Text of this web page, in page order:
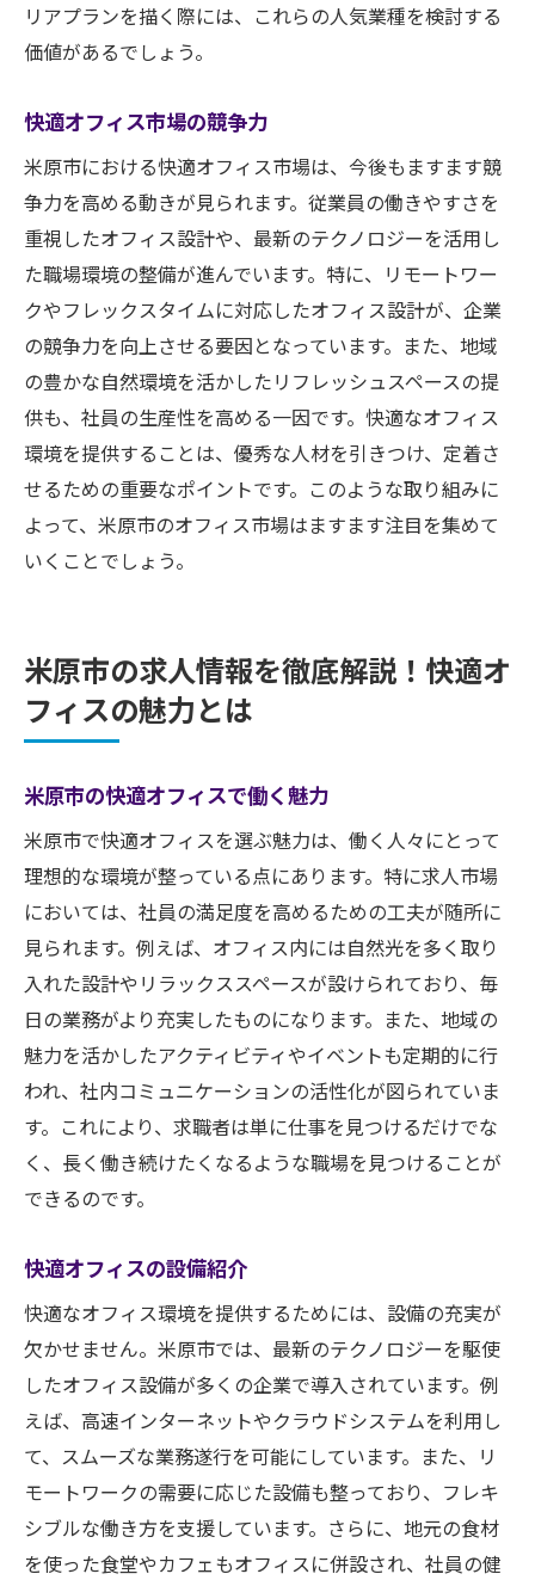
リアプランを描く際には、これらの人気業種を検討する
価値があるでしょう。
快適オフィス市場の競争力
米原市における快適オフィス市場は、今後もますます競
争力を高める動きが見られます。従業員の働きやすさを
重視したオフィス設計や、最新のテクノロジーを活用し
た職場環境の整備が進んでいます。特に、リモートワー
クやフレックスタイムに対応したオフィス設計が、企業
の競争力を向上させる要因となっています。また、地域
の豊かな自然環境を活かしたリフレッシュスペースの提
供も、社員の生産性を高める一因です。快適なオフィス
環境を提供することは、優秀な人材を引きつけ、定着さ
せるための重要なポイントです。このような取り組みに
よって、米原市のオフィス市場はますます注目を集めて
いくことでしょう。
米原市の求人情報を徹底解説！快適オ
フィスの魅力とは
米原市の快適オフィスで働く魅力
米原市で快適オフィスを選ぶ魅力は、働く人々にとって
理想的な環境が整っている点にあります。特に求人市場
においては、社員の満足度を高めるための工夫が随所に
見られます。例えば、オフィス内には自然光を多く取り
入れた設計やリラックススペースが設けられており、毎
日の業務がより充実したものになります。また、地域の
魅力を活かしたアクティビティやイベントも定期的に行
われ、社内コミュニケーションの活性化が図られていま
す。これにより、求職者は単に仕事を見つけるだけでな
く、長く働き続けたくなるような職場を見つけることが
できるのです。
快適オフィスの設備紹介
快適なオフィス環境を提供するためには、設備の充実が
欠かせません。米原市では、最新のテクノロジーを駆使
したオフィス設備が多くの企業で導入されています。例
えば、高速インターネットやクラウドシステムを利用し
て、スムーズな業務遂行を可能にしています。また、リ
モートワークの需要に応じた設備も整っており、フレキ
シブルな働き方を支援しています。さらに、地元の食材
を使った食堂やカフェもオフィスに併設され、社員の健